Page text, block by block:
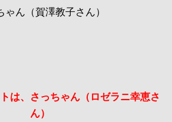
ゃん（賀澤教子さん）
は、さっちゃん（ロゼラニ幸恵さ
ん）